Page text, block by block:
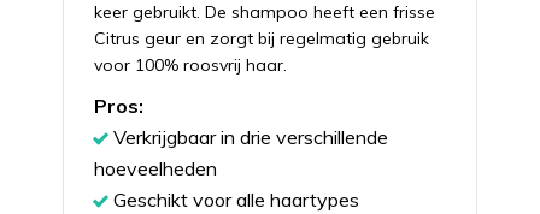
keer gebruikt. De shampoo heeft een frisse
Citrus geur en zorgt bij regelmatig gebruik
voor 100% roosvrij haar.
Pros:
Verkrijgbaar in drie verschillende
hoeveelheden
Geschikt voor alle haartypes